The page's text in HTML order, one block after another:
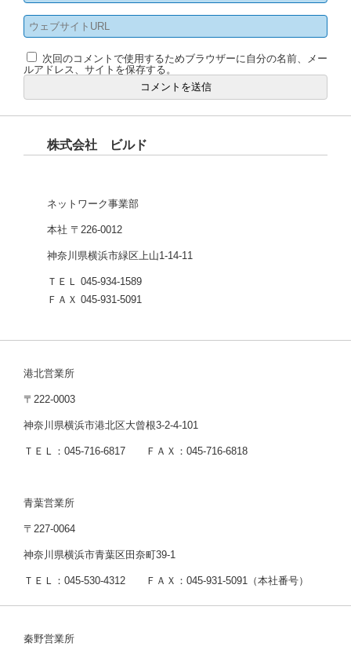
次回のコメントで使用するためブラウザーに自分の名前、メー
ルアドレス、サイトを保存する。
株式会社 ビルド
ネットワーク事業部
本社 〒226-0012
神奈川県横浜市緑区上山1-14-11
ＴＥＬ 045-934-1589
ＦＡＸ 045-931-5091
港北営業所
〒222-0003
神奈川県横浜市港北区大曾根3-2-4-101
ＴＥＬ：045-716-6817 ＦＡＸ：045-716-6818
青葉営業所
〒227-0064
神奈川県横浜市青葉区田奈町39-1
ＴＥＬ：045-530-4312 ＦＡＸ：045-931-5091（本社番号）
秦野営業所